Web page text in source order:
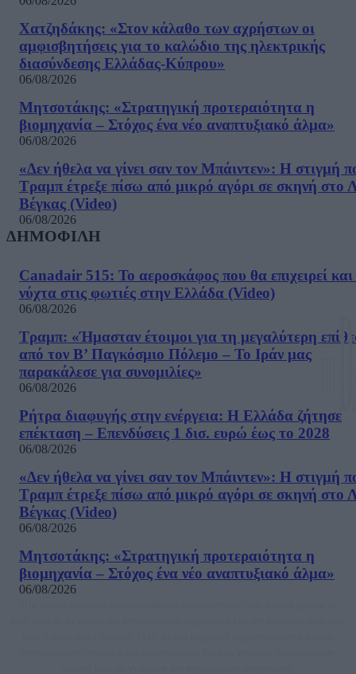
Χατζηδάκης: «Στον κάλαθο των αχρήστων οι
αμφισβητήσεις για το καλώδιο της ηλεκτρικής
διασύνδεσης Ελλάδας-Κύπρου»
06/08/2026
Μητσοτάκης: «Στρατηγική προτεραιότητα η
βιομηχανία – Στόχος ένα νέο αναπτυξιακό άλμα»
06/08/2026
«Δεν ήθελα να γίνει σαν τον Μπάιντεν»: Η στιγμή
Τραμπ έτρεξε πίσω από μικρό αγόρι σε σκηνή στο
Βέγκας (Video)
06/08/2026
ΔΗΜΟΦΙΛΗ
Canadair 515: Το αεροσκάφος που θα επιχειρεί
νύχτα στις φωτιές στην Ελλάδα (Video)
06/08/2026
Τραμπ: «Ήμασταν έτοιμοι για τη μεγαλύτερη
από τον Β’ Παγκόσμιο Πόλεμο – Το Ιράν μας
παρακάλεσε για συνομιλίες»
06/08/2026
Ρήτρα διαφυγής στην ενέργεια: Η Ελλάδα ζήτησε
επέκταση – Επενδύσεις 1 δισ. ευρώ έως το 2028
06/08/2026
«Δεν ήθελα να γίνει σαν τον Μπάιντεν»: Η στιγμή
Τραμπ έτρεξε πίσω από μικρό αγόρι σε σκηνή στο
Βέγκας (Video)
06/08/2026
Μητσοτάκης: «Στρατηγική προτεραιότητα η
βιομηχανία – Στόχος ένα νέο αναπτυξιακό άλμα»
06/08/2026